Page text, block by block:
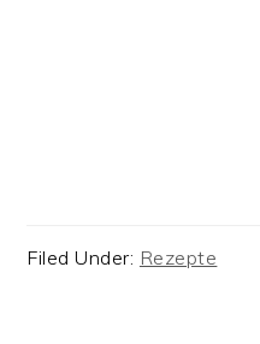
Filed Under: Rezepte